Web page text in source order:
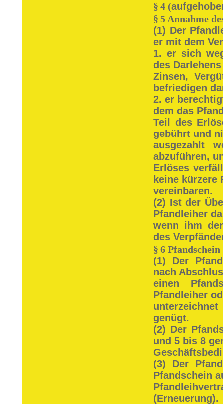
§ 4 (
§ 5 Annahme
(1) Der
er mit dem
1. er sich
des
Zinsen,
befriedigen
2. er
dem das
Teil des
gebührt und
ausgezahlt
abzuführen,
Erlöses
keine kürzere
vereinbaren.
(2) Ist der
Pfandleiher
wenn ihm
des
§ 6 Pfandschein
(1) Der
nach
einen
Pfandleiher
genügt.
(2) Der
und 5 bis 8
(3) Der
Pfandschein
(Erneuerung).